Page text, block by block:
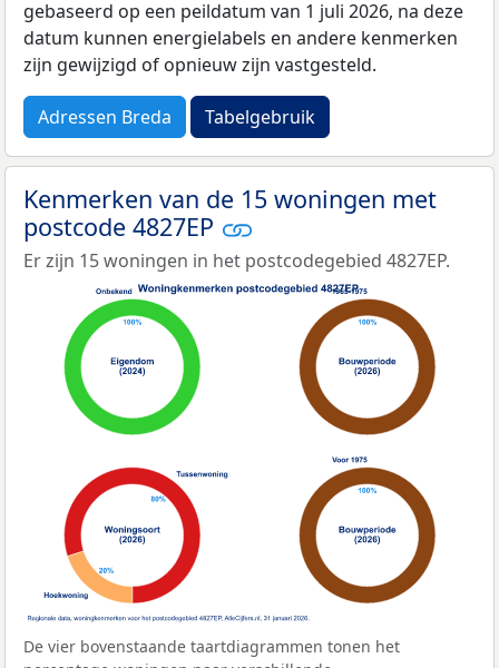
gebaseerd op een peildatum van 1 juli 2026, na deze
datum kunnen energielabels en andere kenmerken
zijn gewijzigd of opnieuw zijn vastgesteld.
Adressen Breda Tabelgebruik
Kenmerken van de 15 woningen met
postcode 4827EP
Er zijn 15 woningen in het postcodegebied 4827EP.
De vier bovenstaande taartdiagrammen tonen het